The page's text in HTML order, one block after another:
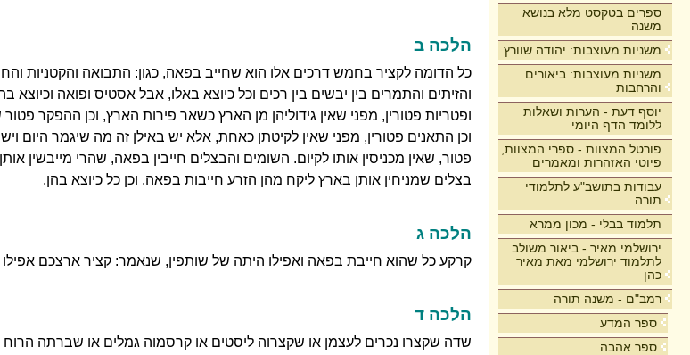
ספרים בטקסט מלא בנושא
משנה
משניות מעוצבות: יהודה שוורץ
משניות מעוצבות: ביאורים
והרחבות
יוסף דעת - הערות ושאלות
ללומד הדף היומי
פורטל המצוות - ספרי המצוות,
פיוטי האזהרות ומאמרים
עבודות בתושב"ע לתלמודי
תורה
תלמוד בבלי - מכון ממרא
ירושלמי מאיר - ביאור משולב
לתלמוד ירושלמי מאת מאיר
כהן
רמב"ם - משנה תורה
ספר המדע
ספר אהבה
הלכה ב
כל הדומה לקציר בחמש דרכים אלו הוא שחייב בפאה, כגון: התבואה והקטניות
והזיתים והתמרים בין יבשים בין רכים וכל כיוצא באלו, אבל אסטיס ופואה וכיוצא
ופטריות פטורין, מפני שאין גידוליהן מן הארץ כשאר פירות הארץ, וכן ההפקר
וכן התאנים פטורין, מפני שאין לקיטתן כאחת, אלא יש באילן זה מה שיגמר היום
פטור, שאין מכניסין אותו לקיום. השומים והבצלים חייבין בפאה, שהרי מייבשין
בצלים שמניחין אותן בארץ ליקח מהן הזרע חייבות בפאה. וכן כל כיוצא בהן.
הלכה ג
קרקע כל שהוא חייבת בפאה ואפילו היתה של שותפין, שנאמר: קציר ארצכם
הלכה ד
שדה שקצרו נכרים לעצמן או שקצרוה ליסטים או קרסמוה גמלים או שברתה